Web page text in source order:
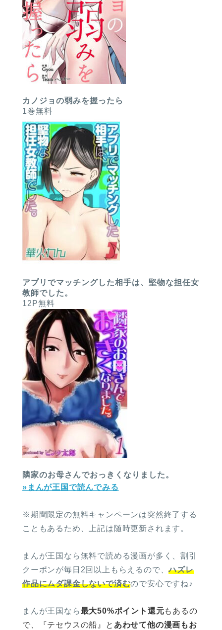
カノジョの弱みを握ったら
1巻無料
アプリでマッチングした相手は、堅物な担任女
教師でした。
12P無料
隣家のお母さんでおっきくなりました。
»まんが王国で読んでみる
※期間限定の無料キャンペーンは突然終了する
こともあるため、上記は随時更新されます。
まんが王国なら無料で読める漫画が多く、割引
クーポンが毎日2回以上もらえるので、ハズレ
作品にムダ課金しないで済むので安心ですね♪
まんが王国なら最大50%ポイント還元もあるの
で、
『テセウスの船』と あわせて他の漫画もお